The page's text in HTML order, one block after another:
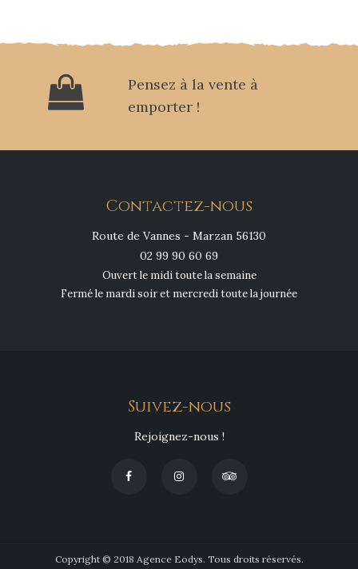
Pensez à la vente à
emporter !
Contactez-nous
Route de Vannes - Marzan 56130
02 99 90 60 69
Ouvert le midi toute la semaine
Fermé le mardi soir et mercredi toute la journée
Suivez-nous
Rejoignez-nous !
Copyright © 2018 Agence Eodys. Tous droits réservés.